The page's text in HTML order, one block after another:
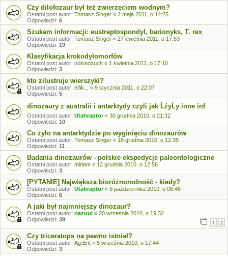
Czy dilofozaur był też zwierzęciem wodnym?
Ostatni post autor: Tomasz Singer « 2 maja 2011, o 14:25
Odpowiedzi: 6
Szukam informacji: eustreptospondyl, barionyks, T. rex
Ostatni post autor: Tomasz Singer « 27 kwietnia 2011, o 17:53
Odpowiedzi: 19
Klasyfikacja krokodylomorfów
Ostatni post autor: polonozuch « 1 kwietnia 2011, o 17:10
Odpowiedzi: 3
kto zilustruje wierszyki?
Ostatni post autor: elfik... « 9 stycznia 2011, o 22:07
Odpowiedzi: 5
dinozaury z australii i antarktydy czyli jak ĹźyĹy inne inf
Ostatni post autor: Utahraptor« 30 grudnia 2010, o 21:32
Odpowiedzi: 10
Co żyło na antarktydzie po wyginięciu dinozaurów
Ostatni post autor: Tomasz Singer « 18 grudnia 2010, o 12:35
Odpowiedzi: 11
Badania dinozaurów - polskie ekspedycje paleontologiczne
Ostatni post autor: miriam « 12 grudnia 2010, o 12:56
Odpowiedzi: 3
[PYTANIE] Największa bioróżnorodność - kiedy?
Ostatni post autor: Utahraptor« 5 października 2010, o 08:46
Odpowiedzi: 6
A jaki był najmniejszy dinozaur?
Ostatni post autor: nazuul « 20 września 2010, o 19:32
Odpowiedzi: 39 1 2
Czy triceratops na pewno istniał?
Ostatni post autor: Ag.Ent « 5 września 2010, o 17:44
Odpowiedzi: 3